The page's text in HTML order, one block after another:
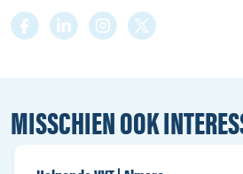
MISSCHIEN OOK